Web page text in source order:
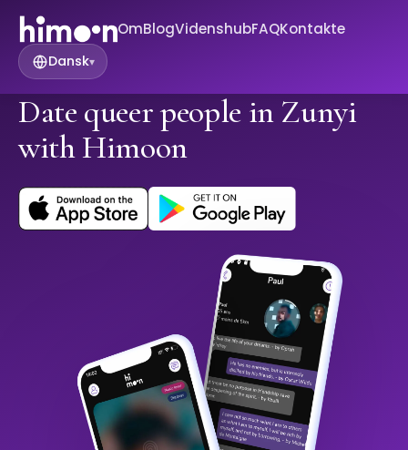
OmBlogVidenshubFAQKontakte
Dansk▾
Date queer people in Zunyi
with Himoon